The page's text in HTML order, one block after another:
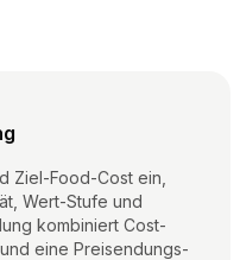
Ziel-Food-Cost ein,
Wert-Stufe und
kombiniert Cost-
eine Preisendungs-